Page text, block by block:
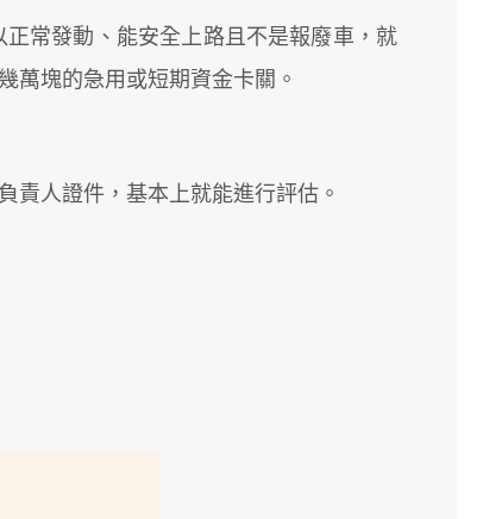
常發動、能安全上路且不是報廢車，就
萬塊的急用或短期資金卡關。
責人證件，基本上就能進行評估。